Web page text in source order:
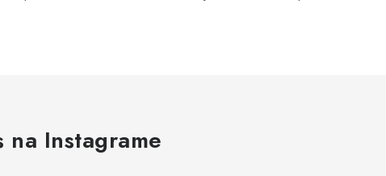
na Instagrame